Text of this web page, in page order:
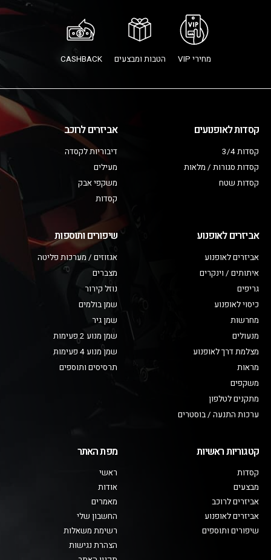
מחירי VIP הטבות ומבצעים CASHBACK
קסדות לאופנועים
קסדות 3/4
קסדות סגורות / מלאות
קסדות שטח
אביזרים לרוכב
דיבוריות לקסדה
מעילים
משקפי אבק
קסדות
אביזרים לאופנוע
אביזרים לאופנוע
איתותים / וינקרים
גריפים
כיסוי לאופנוע
מחרשות
מנעולים
מצלמת דרך לאופנוע
מראות
משקפים
מתקנים לטלפון
ערכות התנעה / בוסטרים
שיפורים ותוספות
אגזוזים / מערכות פליטה
מצברים
נוזל קירור
שמן בולמים
שמן גיר
שמן מנוע 2 פעימות
שמן מנוע 4 פעימות
תרסיסים ותוספים
קטגוריות ראשיות
קסדות
מבצעים
אביזרים לרוכב
אביזרים לאופנוע
שיפורים ותוספים
מפת האתר
ראשי
אודות
מאמרים
החשבון שלי
רשימת משאלות
הצהרת נגישות